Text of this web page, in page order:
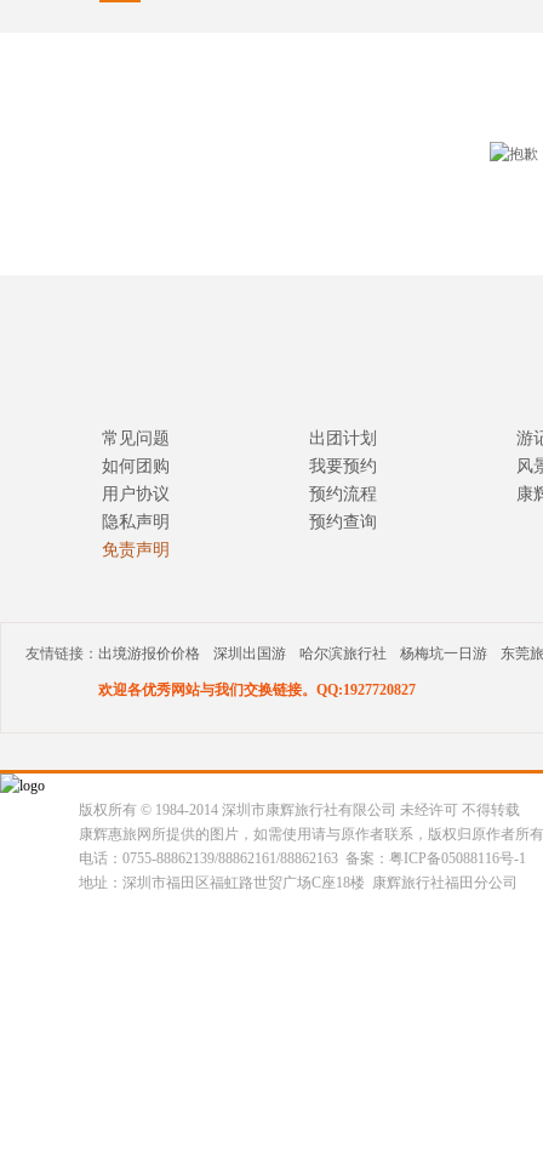
常见问题
如何团购
用户协议
隐私声明
免责声明
出团计划
我要预约
预约流程
预约查询
游
风
康
友情链接： 出境游报价价格 深圳出国游 哈尔滨旅行社 杨梅坑一日游 东莞
欢迎各优秀网站与我们交换链接。QQ:1927720827
版权所有 © 1984-2014 深圳市康辉旅行社有限公司 未经许可 不得转载
康辉惠旅网所提供的图片，如需使用请与原作者联系，版权归原作者所
电话：0755-88862139/88862161/88862163 备案：粤ICP备05088116号-1
地址：深圳市福田区福虹路世贸广场C座18楼 康辉旅行社福田分公司